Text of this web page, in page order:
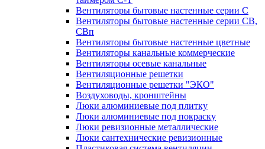
Вентиляторы бытовые настенные серии С
Вентиляторы бытовые настенные серии СВ,
СВп
Вентиляторы бытовые настенные цветные
Вентиляторы канальные коммерческие
Вентиляторы осевые канальные
Вентиляционные решетки
Вентиляционные решетки "ЭКО"
Воздуховоды, кронштейны
Люки алюминиевые под плитку
Люки алюминиевые под покраску
Люки ревизионные металлические
Люки сантехнические ревизионные